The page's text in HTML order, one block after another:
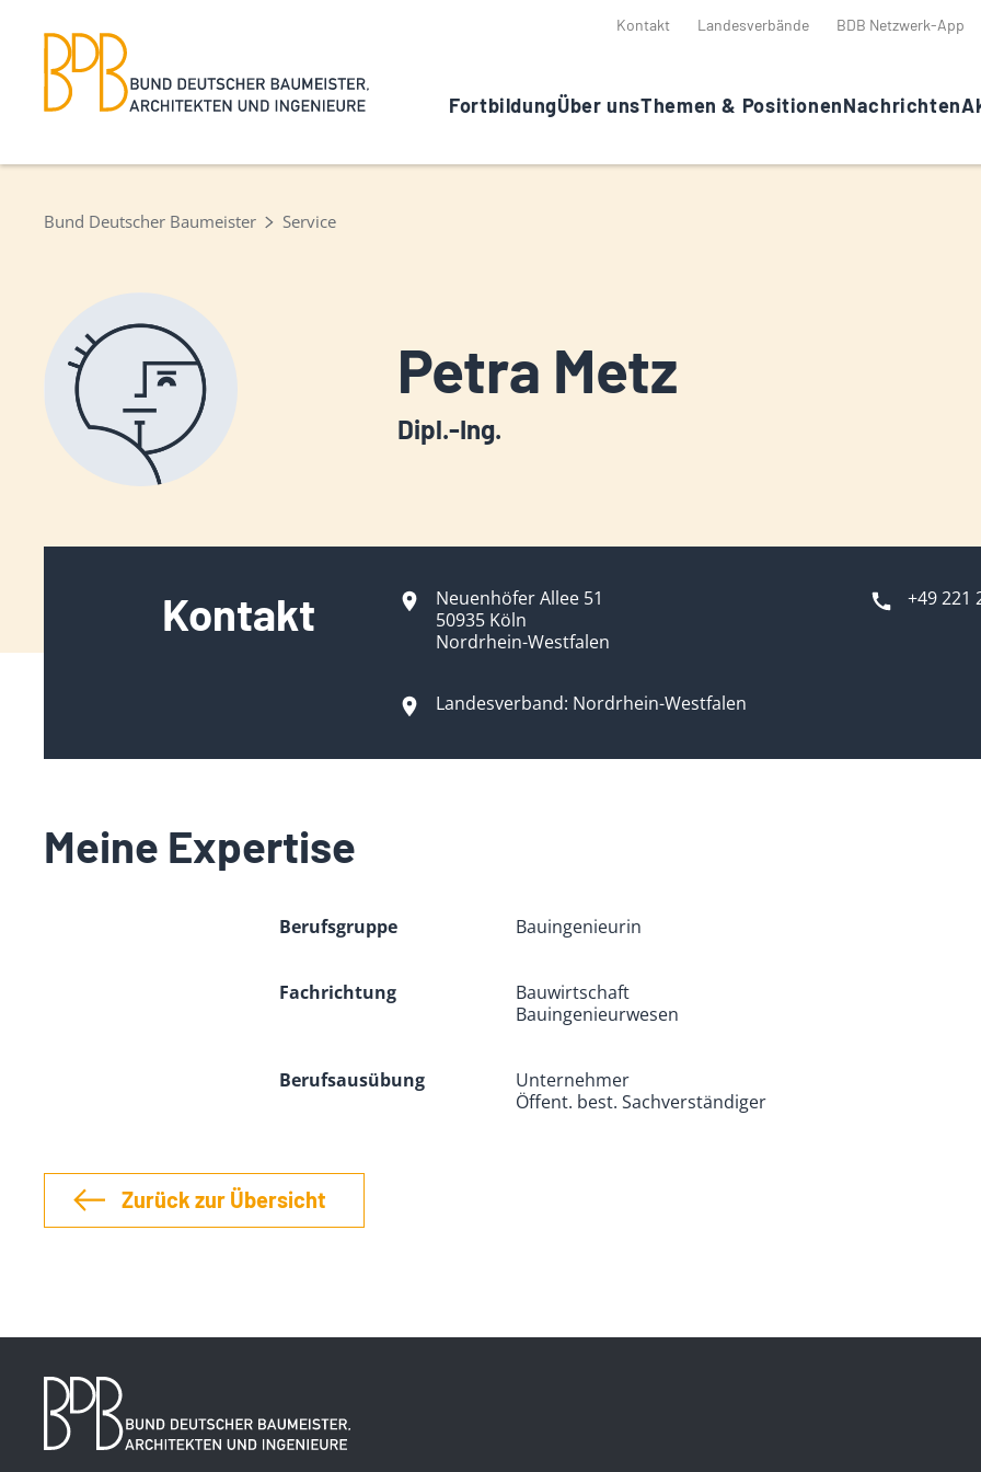
Kontakt Landesverbände BDB Netzwerk-App
FortbildungÜber unsThemen & PositionenNachrichten
Bund Deutscher Baumeister Service
Petra Metz
Dipl.-Ing.
Kontakt
Neuenhöfer Allee 51
50935 Köln
Nordrhein-Westfalen
+49 221
Landesverband: Nordrhein-Westfalen
Meine Expertise
Berufsgruppe Bauingenieurin
Fachrichtung
Bauwirtschaft
Bauingenieurwesen
Berufsausübung
Unternehmer
Öffent. best. Sachverständiger
Zurück zur Übersicht